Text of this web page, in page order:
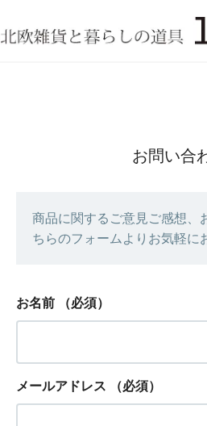
お問い合
商品に関するご意見ご感想、
ちらのフォームよりお気軽に
お名前 （必須）
メールアドレス （必須）